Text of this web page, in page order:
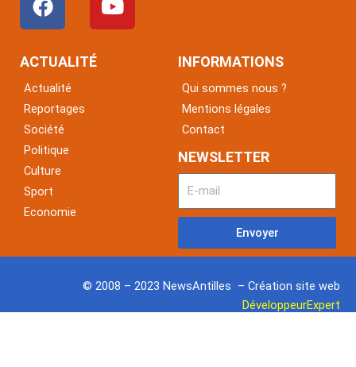
a
c
e
o
o
k
o
u
ACTUALITÉ
Actualité
Reportages
Société
Politique
Culture
Sport
Economie
INFORMATIONS
Qui sommes nous ?
Mentions légales
Contact
NEWSLETTER
Envoyer
© 2008 – 2023 NewsAntilles – Création site web
DéveloppeurExpert